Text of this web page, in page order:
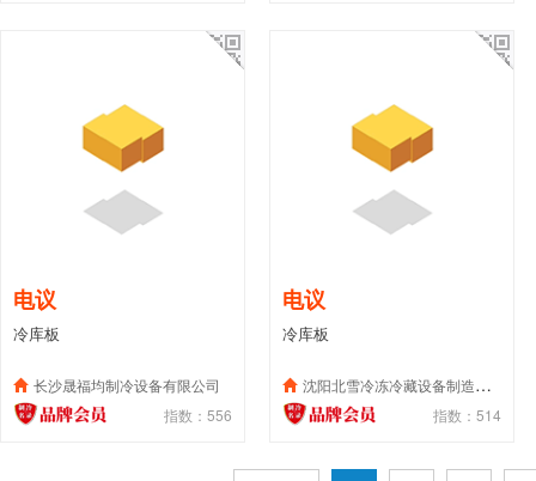
电议
冷库板
长沙晟福均制冷设备有限公司
指数：556
电议
冷库板
沈阳北雪冷冻冷藏设备制造有限公司
指数：514